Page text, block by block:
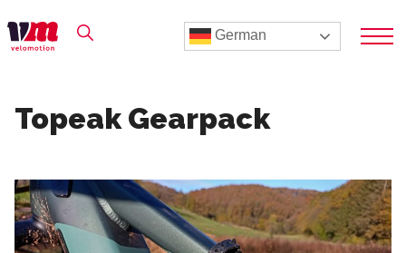
German
Topeak Gearpack